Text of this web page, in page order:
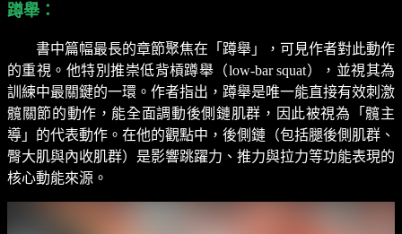
蹲舉：
書中篇幅最長的章節聚焦在「蹲舉」，可見作者對此動作
的重視。他特別推崇低背槓蹲舉（low-bar squat），並視其為
訓練中最關鍵的一環。作者指出，蹲舉是唯一能直接有效刺激
髖關節的動作，能全面調動後側鏈肌群，因此被視為「髖主
導」的代表動作。在他的觀點中，後側鏈（包括腿後側肌群、
臀大肌與內收肌群）是影響跳躍力、推力與拉力等功能表現的
核心動能來源。